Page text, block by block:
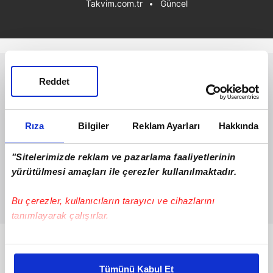
Rıza Bilgiler Reklam Ayarları Hakkında
"Sitelerimizde reklam ve pazarlama faaliyetlerinin
yürütülmesi amaçları ile çerezler kullanılmaktadır.
Bu çerezler, kullanıcıların tarayıcı ve cihazlarını
tanımlayarak çalışırlar.
Bu çerezlere izin vermeniz halinde sizlere özel
Tümünü Kabul Et
Reddet
Takvim.com.tr Güncel
Bunlar da Var